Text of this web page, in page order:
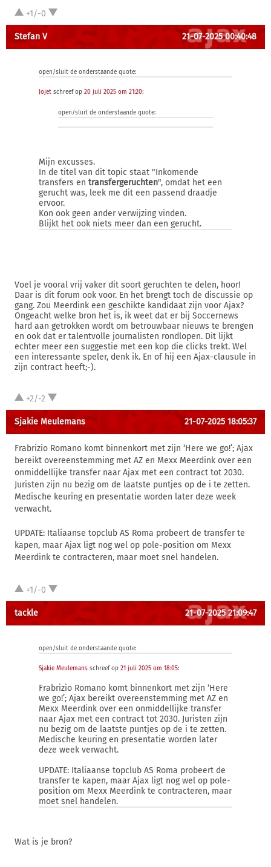
+1/-0
Stefan V 21-07-2025 00:40:48
open/sluit de onderstaande quote:
Jojet schreef op 20 juli 2025 om 21:20:
open/sluit de onderstaande quote:
Mijn excusses.
In de titel van dit topic staat "Inkomende
transfers en transfergeruchten", omdat het een
gerucht was, leek me dit een passend draadje
ervoor.
Kon ook geen ander verwijzing vinden.
Blijkt het ook niets meer dan een gerucht.
Voel je vooral vrij vaker dit soort geruchten te delen, hoor!
Daar is dit forum ook voor. En het brengt toch de discussie op
gang. Zou Meerdink een geschikte kandidaat zijn voor Ajax?
Ongeacht welke bron het is, ik weet dat er bij Soccernews
hard aan getrokken wordt om betrouwbaar nieuws te brengen
en ook dat er talentvolle journalisten rondlopen. Dit lijkt
echter meer een suggestie met een kop die clicks trekt. Wel
een interessante speler, denk ik. En of hij een Ajax-clausule in
zijn contract heeft;-).
+2/-2
Sjakie Meulemans 21-07-2025 18:05:37
Frabrizio Romano komt binnenkort met zijn ‘Here we go!’; Ajax
bereikt overeenstemming met AZ en Mexx Meerdink over een
onmiddellijke transfer naar Ajax met een contract tot 2030.
Juristen zijn nu bezig om de laatste puntjes op de i te zetten.
Medische keuring en presentatie worden later deze week
verwacht.
UPDATE: Italiaanse topclub AS Roma probeert de transfer te
kapen, maar Ajax ligt nog wel op pole-position om Mexx
Meerdink te contracteren, maar moet snel handelen.
+1/-0
tackle 21-07-2025 21:09:47
open/sluit de onderstaande quote:
Sjakie Meulemans schreef op 21 juli 2025 om 18:05:
Frabrizio Romano komt binnenkort met zijn ‘Here
we go!’; Ajax bereikt overeenstemming met AZ en
Mexx Meerdink over een onmiddellijke transfer
naar Ajax met een contract tot 2030. Juristen zijn
nu bezig om de laatste puntjes op de i te zetten.
Medische keuring en presentatie worden later
deze week verwacht.
UPDATE: Italiaanse topclub AS Roma probeert de
transfer te kapen, maar Ajax ligt nog wel op pole-
position om Mexx Meerdink te contracteren, maar
moet snel handelen.
Wat is je bron?